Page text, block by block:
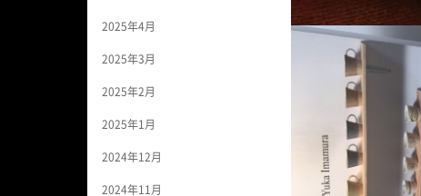
2025年4月
2025年3月
2025年2月
2025年1月
2024年12月
2024年11月